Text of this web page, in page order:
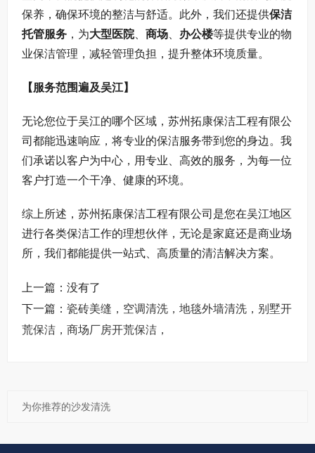
保养，确保环境的整洁与舒适。此外，我们还提供保洁
托管服务 ，为大型医院、 商场 办公楼等提供专业的物
业保洁管理，减轻管理负担，提升整体环境质量。
【服务范围遍及吴江】
无论您位于吴江的哪个区域，苏州拓康保洁工程有限公
司都能迅速响应，将专业的保洁服务带到您的身边。我
们承诺以客户为中心，用专业、高效的服务，为每一位
客户打造一个干净、健康的环境。
综上所述，苏州拓康保洁工程有限公司是您在吴江地区
进行各类保洁工作的理想伙伴，无论是家庭还是商业场
所，我们都能提供一站式、高质量的清洁解决方案。
上一篇：没有了
下一篇： 瓷砖美缝，空调清洗，地毯外墙清洗，别墅开
荒保洁，商场厂房开荒保洁，
为你推荐的沙发清洗